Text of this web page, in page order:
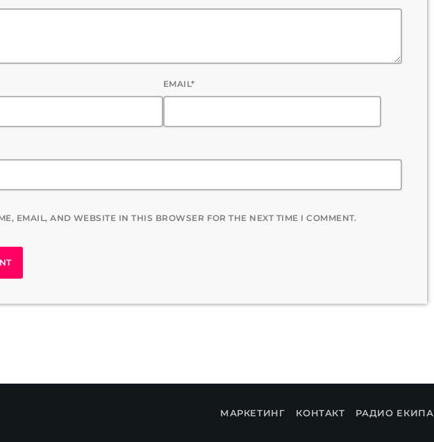
EMAIL*
EMAIL, AND WEBSITE IN THIS BROWSER FOR THE NEXT TIME I COMMENT.
МАРКЕТИНГ КОНТАКТ РАДИО ЕКИПА